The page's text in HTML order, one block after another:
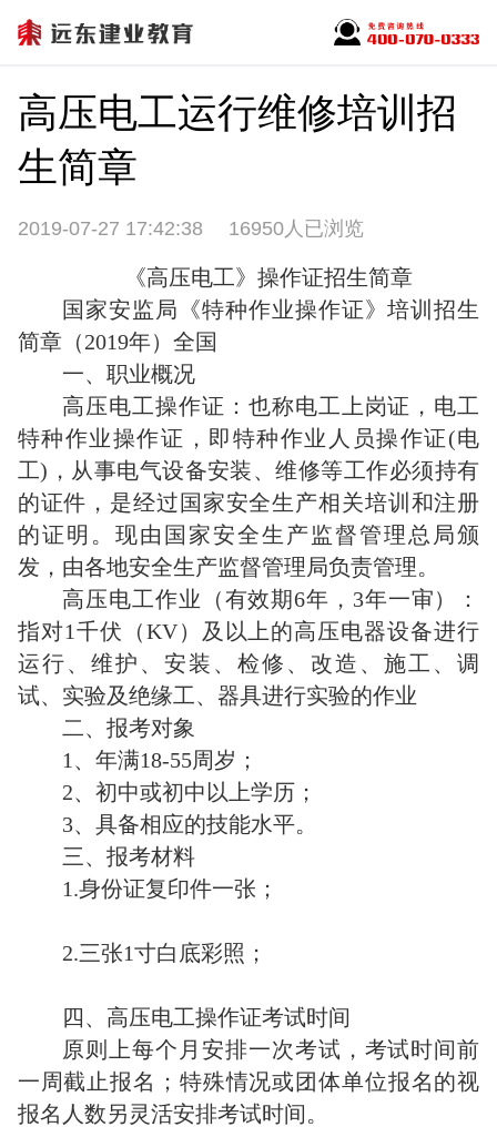
高压电工运行维修培训招
生简章
2019-07-27 17:42:38 16950人已浏览
《高压电工》操作证招生简章
国家安监局《特种作业操作证》培训招生
简章（2019年）全国
一、职业概况
高压电工操作证：也称电工上岗证，电工
特种作业操作证，即特种作业人员操作证(电
工)，从事电气设备安装、维修等工作必须持有
的证件，是经过国家安全生产相关培训和注册
的证明。现由国家安全生产监督管理总局颁
发，由各地安全生产监督管理局负责管理。
高压电工作业（有效期6年，3年一审）：
指对1千伏（KV）及以上的高压电器设备进行
运行、维护、安装、检修、改造、施工、调
试、实验及绝缘工、器具进行实验的作业
二、报考对象
1、年满18-55周岁；
2、初中或初中以上学历；
3、具备相应的技能水平。
三、报考材料
1.身份证复印件一张；
2.三张1寸白底彩照；
四、高压电工操作证考试时间
原则上每个月安排一次考试，考试时间前
一周截止报名；特殊情况或团体单位报名的视
报名人数另灵活安排考试时间。